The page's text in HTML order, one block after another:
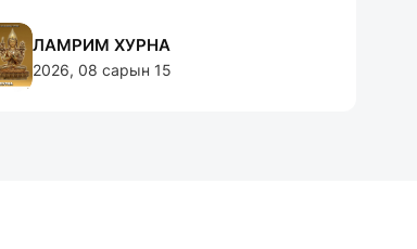
ЛАМРИМ ХУРНА
2026, 08 сарын 15